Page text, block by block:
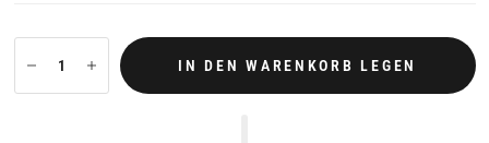
IN DEN WARENKORB LEGEN